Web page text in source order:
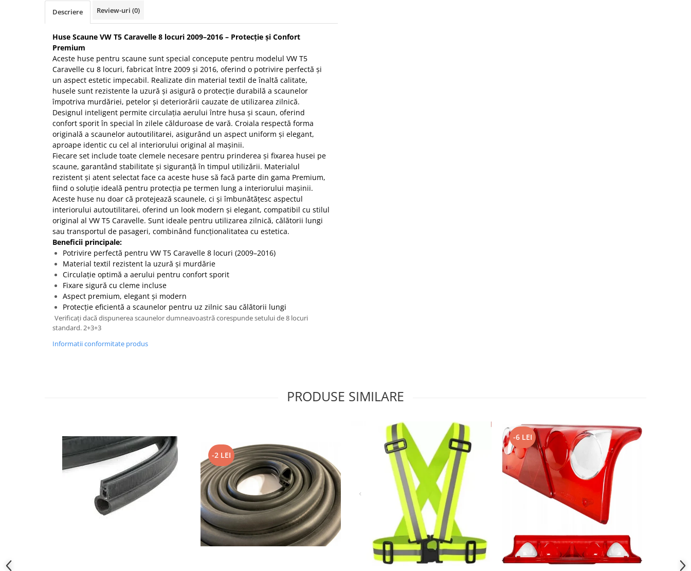
Protectia muncii
Suport motocicleta
Tunuri de caldura si aeroteme
Utilaje constructie
Descriere Review-uri (0)
Huse Scaune VW T5 Caravelle 8 locuri 2009–2016 – Protecție și Confort
Premium
Aceste huse pentru scaune sunt special concepute pentru modelul VW T5
Caravelle cu 8 locuri, fabricat între 2009 și 2016, oferind o potrivire perfectă și
un aspect estetic impecabil. Realizate din material textil de înaltă calitate,
husele sunt rezistente la uzură și asigură o protecție durabilă a scaunelor
împotriva murdăriei, petelor și deteriorării cauzate de utilizarea zilnică.
Designul inteligent permite circulația aerului între husa și scaun, oferind
confort sporit în special în zilele călduroase de vară. Croiala respectă forma
originală a scaunelor autoutilitarei, asigurând un aspect uniform și elegant,
aproape identic cu cel al interiorului original al mașinii.
Fiecare set include toate clemele necesare pentru prinderea și fixarea husei pe
scaune, garantând stabilitate și siguranță în timpul utilizării. Materialul
rezistent și atent selectat face ca aceste huse să facă parte din gama Premium,
fiind o soluție ideală pentru protecția pe termen lung a interiorului mașinii.
Aceste huse nu doar că protejează scaunele, ci și îmbunătățesc aspectul
interiorului autoutilitarei, oferind un look modern și elegant, compatibil cu stilul
original al VW T5 Caravelle. Sunt ideale pentru utilizarea zilnică, călătorii lungi
sau transportul de pasageri, combinând funcționalitatea cu estetica.
Beneficii principale:
Potrivire perfectă pentru VW T5 Caravelle 8 locuri (2009–2016)
Material textil rezistent la uzură și murdărie
Circulație optimă a aerului pentru confort sporit
Fixare sigură cu cleme incluse
Aspect premium, elegant și modern
Protecție eficientă a scaunelor pentru uz zilnic sau călătorii lungi
Verificați dacă dispunerea scaunelor dumneavoastră corespunde setului de 8 locuri
standard. 2+3+3
Informatii conformitate produs
PRODUSE SIMILARE
-2 LEI
-6 LEI